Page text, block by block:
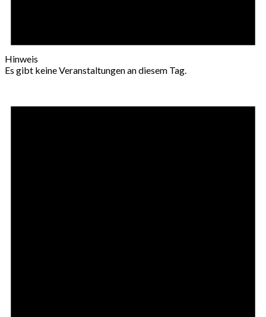
Hinweis
Es gibt keine Veranstaltungen an diesem Tag.